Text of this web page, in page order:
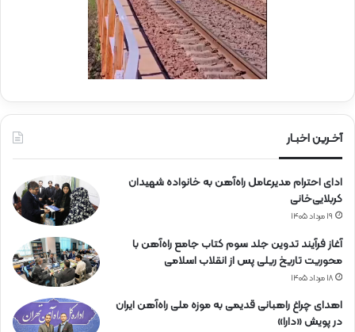
آخـرین اخبـار
ادای احترام مدیرعامل راه‌آهن به خانواده شهیدان
کربلایی‌خانی
۱۹ مرداد ۱۴۰۵
آغاز فرآیند تدوین جلد سوم کتاب جامع راه‌آهن با
محوریت تاریخ ریلی پس از انقلاب اسلامی
۱۸ مرداد ۱۴۰۵
اهدای چراغ راهبانی قدیمی به موزه ملی راه‌آهن ایران
در پویش «دارا»